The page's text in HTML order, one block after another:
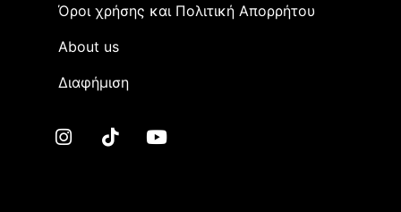
Όροι χρήσης και Πολιτική Απορρήτου
Αbout us
Διαφήμιση